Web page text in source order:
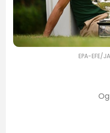
EPA-EFE/